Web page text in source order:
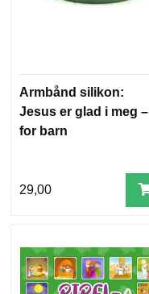
Armbånd silikon:
Jesus er glad i meg –
for barn
29,00